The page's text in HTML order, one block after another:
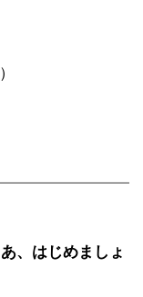
、はじめましょ